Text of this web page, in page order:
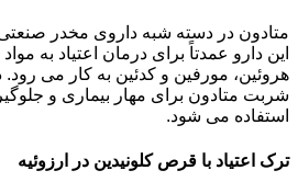
متادون در دسته شبه داروی مخدر صنعتی
این دارو عمدتاً برای درمان اعتیاد به
هروئین، مورفین و کدئین به کار می
شربت متادون برای مهار بیماری و
استفاده می شود.
ترک اعتیاد با قرص کلونیدین در ارزوئیه